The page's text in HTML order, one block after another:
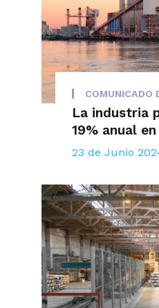
COMUNICADO
La industria
19% anual
23 de Junio